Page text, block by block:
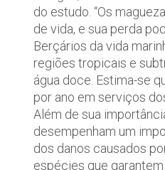
do estudo. “Os
de vida, e sua perda
Berçários da vida
regiões tropicais e
água doce. Estima-se
por ano em serviços
Além de sua
desempenham um
dos danos causados
espécies que